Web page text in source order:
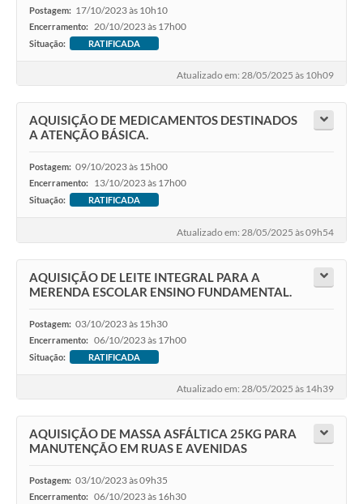
Postagem: 17/10/2023 às 10h10
Encerramento: 20/10/2023 às 17h00
Situação: RATIFICADA
Atualizado em: 28/05/2025 às 10h09
AQUISIÇÃO DE MEDICAMENTOS DESTINADOS
A ATENÇÃO BÁSICA.
Postagem: 09/10/2023 às 15h00
Encerramento: 13/10/2023 às 17h00
Situação: RATIFICADA
Atualizado em: 28/05/2025 às 09h54
AQUISIÇÃO DE LEITE INTEGRAL PARA A
MERENDA ESCOLAR ENSINO FUNDAMENTAL.
Postagem: 03/10/2023 às 15h30
Encerramento: 06/10/2023 às 17h00
Situação: RATIFICADA
Atualizado em: 28/05/2025 às 14h39
AQUISIÇÃO DE MASSA ASFÁLTICA 25KG PARA
MANUTENÇÃO EM RUAS E AVENIDAS
Postagem: 03/10/2023 às 09h35
Encerramento: 06/10/2023 às 16h30